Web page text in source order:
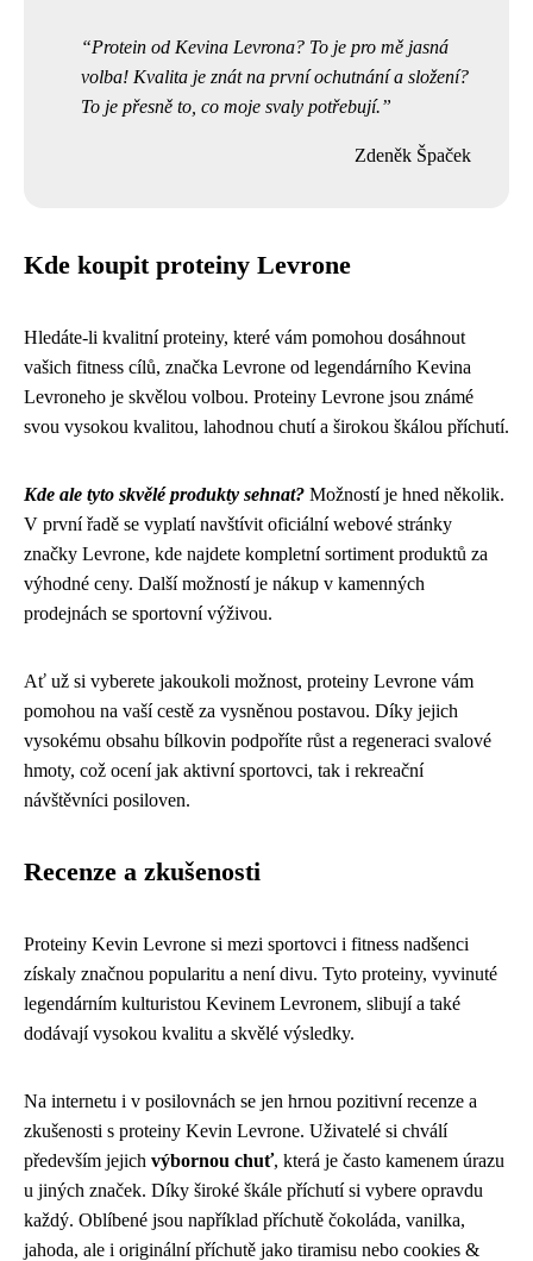
Protein od Kevina Levrona? To je pro mě jasná
volba! Kvalita je znát na první ochutnání a složení?
To je přesně to, co moje svaly potřebují.
Zdeněk Špaček
Kde koupit proteiny Levrone
Hledáte-li kvalitní proteiny, které vám pomohou dosáhnout
vašich fitness cílů, značka Levrone od legendárního Kevina
Levroneho je skvělou volbou. Proteiny Levrone jsou známé
svou vysokou kvalitou, lahodnou chutí a širokou škálou příchutí.
Kde ale tyto skvělé produkty sehnat? Možností je hned několik.
V první řadě se vyplatí navštívit oficiální webové stránky
značky Levrone, kde najdete kompletní sortiment produktů za
výhodné ceny. Další možností je nákup v kamenných
prodejnách se sportovní výživou.
Ať už si vyberete jakoukoli možnost, proteiny Levrone vám
pomohou na vaší cestě za vysněnou postavou. Díky jejich
vysokému obsahu bílkovin podpoříte růst a regeneraci svalové
hmoty, což ocení jak aktivní sportovci, tak i rekreační
návštěvníci posiloven.
Recenze a zkušenosti
Proteiny Kevin Levrone si mezi sportovci i fitness nadšenci
získaly značnou popularitu a není divu. Tyto proteiny, vyvinuté
legendárním kulturistou Kevinem Levronem, slibují a také
dodávají vysokou kvalitu a skvělé výsledky.
Na internetu i v posilovnách se jen hrnou pozitivní recenze a
zkušenosti s proteiny Kevin Levrone. Uživatelé si chválí
především jejich výbornou chuť, která je často kamenem úrazu
u jiných značek. Díky široké škále příchutí si vybere opravdu
každý. Oblíbené jsou například příchutě čokoláda, vanilka,
jahoda, ale i originální příchutě jako tiramisu nebo cookies &